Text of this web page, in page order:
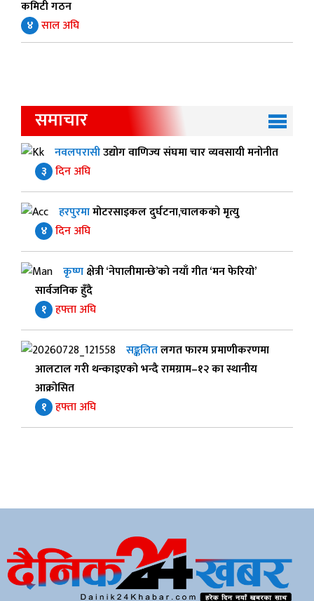
कमिटी गठन
४ साल अघि
समाचार
नवलपरासीउद्योग वाणिज्य संघमा चार व्यवसायी मनोनीत
३ दिन अघि
हरपुरमामोटरसाइकल दुर्घटना,चालकको मृत्यु
४ दिन अघि
कृष्णक्षेत्री ‘नेपालीमान्छे’को नयाँ गीत ‘मन फेरियो’
सार्वजनिक हुँदै
१ हफ्ता अघि
सङ्कलितलगत फारम प्रमाणीकरणमा
आलटाल गरी थन्काइएको भन्दै रामग्राम–१२ का स्थानीय
आक्रोसित
१ हफ्ता अघि